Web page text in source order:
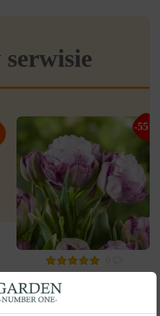
-55%
Pełny+Wielokwiatowy
Peggy Wonder